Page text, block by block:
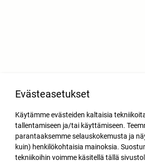
Evästeasetukset
Käytämme evästeiden kaltaisia
tallentamiseen ja/tai käyttämiseen.
parantaaksemme selauskokemusta ja
kuin) henkilökohtaisia mainoksia.
tekniikoihin voimme käsitellä tällä